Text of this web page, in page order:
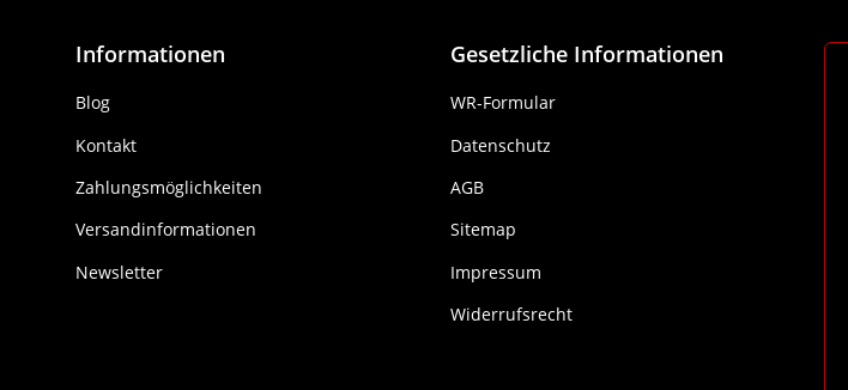
Informationen
Blog
Kontakt
Zahlungsmöglichkeiten
Versandinformationen
Newsletter
Gesetzliche Informationen
WR-Formular
Datenschutz
AGB
Sitemap
Impressum
Widerrufsrecht